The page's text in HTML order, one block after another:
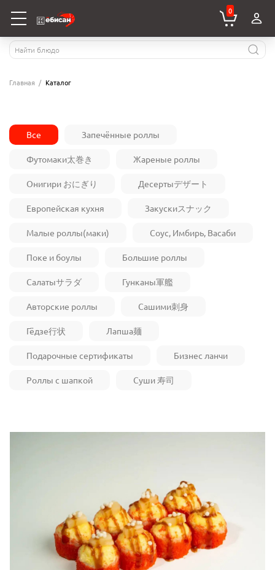
0
Главная Каталог
Все Запечённые роллы
Футомаки太巻き Жареные роллы
Онигири おにぎり Десертыデザート
Европейская кухня Закускиスナック
Малые роллы(маки) Соус, Имбирь, Васаби
Поке и боулы Большие роллы
Салатыサラダ Гунканы軍艦
Авторские роллы Сашими刺身
Гёдзе行状 Лапша麺
Подарочные сертификаты Бизнес ланчи
Роллы с шапкой Суши 寿司